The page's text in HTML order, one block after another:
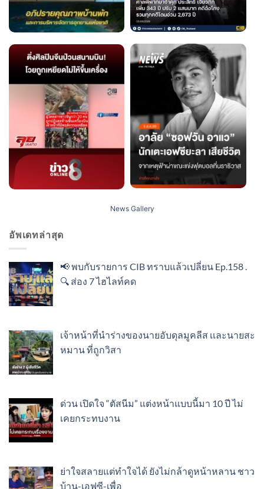
News Gallery
อัพเดทล่าสุด
📢 พบกับรายการ CIB ทราบแล้วเปลี่ยน Ep.158 .
🔍 ส่อง 7 ไฮไลท์คด
เจ้าหน้าที่นำร่างของนายอับดุลมูคลีส เเละนายสะ
หมาน ที่ถูกวิสา
ด่วน เปิดใจ “ตัสนีม” แต่งหน้าแบบนี้มา 10 ปี ไม่
เคยกระทบงาน
ย่าใจสลายแต่ทำใจได้ ยังไม่กล้าดูหน้าหลาน ชาว
บ้าน-เอฟซี-เพื่อ